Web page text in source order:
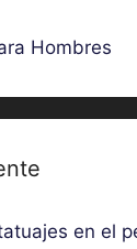
Hombres
en el